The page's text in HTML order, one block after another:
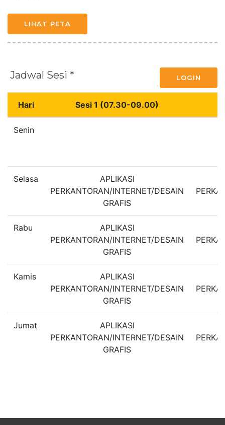
LIHAT PETA
Jadwal Sesi * LOGIN
Hari Sesi 1 (07.30-09.00)
Senin
Selasa
APLIKASI
PERKANTORAN/INTERNET/DESAIN
GRAFIS
Rabu
APLIKASI
PERKANTORAN/INTERNET/DESAIN
GRAFIS
Kamis
APLIKASI
PERKANTORAN/INTERNET/DESAIN
GRAFIS
Jumat
APLIKASI
PERKANTORAN/INTERNET/DESAIN
GRAFIS